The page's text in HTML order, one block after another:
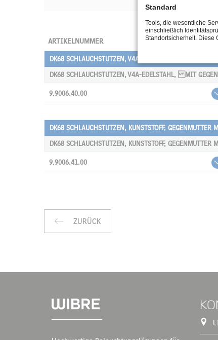
ARTIKELNUMMER
DK68 SCHLAUCHSTUTZEN, V4A-EDELSTAHL, MIT
DK68 SCHLAUCHSTUTZEN, V4A-EDELSTAHL, MIT
9.9006.40.00
DK68 SCHLAUCHSTUTZEN, KUNSTSTOFF, GEGENMUTTER
DK68 SCHLAUCHSTUTZEN, KUNSTSTOFF, GEGENMUTTER
9.9006.41.00
ZURÜCK
Standard
Tools, die wesentliche
einschließlich
Standortsicherheit. Diese